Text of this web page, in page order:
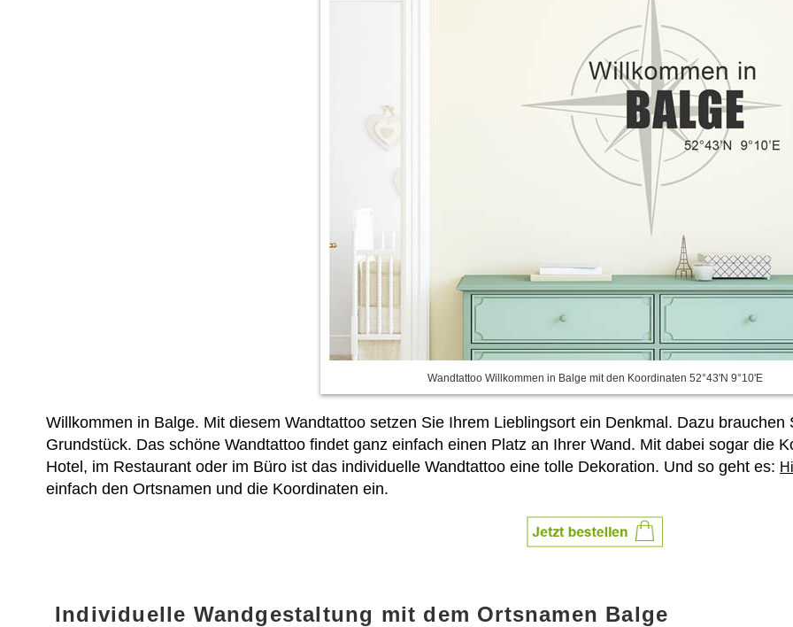
Wandtattoo Willkommen in Balge mit den Koordinaten 52°43'N 9°10'E
Willkommen in Balge. Mit diesem Wandtattoo setzen Sie Ihrem Lieblingsort ein Denkmal. Dazu
Grundstück. Das schöne Wandtattoo findet ganz einfach einen Platz an Ihrer Wand. Mit dabei sogar die
Hotel, im Restaurant oder im Büro ist das individuelle Wandtattoo eine tolle Dekoration. Und so geht es:
einfach den Ortsnamen und die Koordinaten ein.
Individuelle Wandgestaltung mit dem Ortsnamen Balge